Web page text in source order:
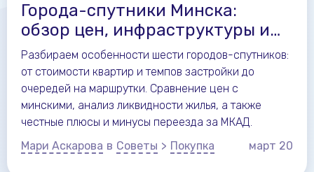
Города-спутники Минска:
обзор цен, инфраструктуры и
условий для жизни в 2026
Разбираем особенности шести городов-спутников:
от стоимости квартир и темпов застройки до
очередей на маршрутки. Сравнение цен с
минскими, анализ ликвидности жилья, а также
честные плюсы и минусы переезда за МКАД.
Мари Аскарова в Советы > Покупка март 20